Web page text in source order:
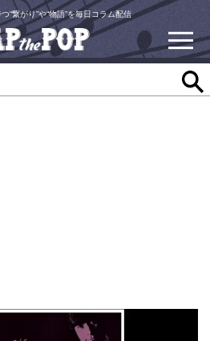
“繋がり”や“物語”を毎日コラム配信